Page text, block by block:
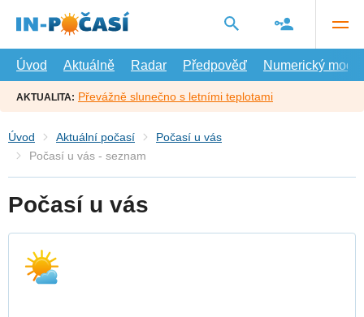
hlavní
Úvod
Aktuálně Radar Předpověď Numerický model
AKTUALITA: Převážně slunečno s letními teplotami
Úvod Aktuální počasí
Počasí u vás
Počasí u vás - seznam
Počasí u vás